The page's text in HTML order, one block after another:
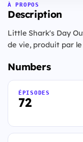
À PROPOS
Description
Little Shark's Day
de vie, produit par
Numbers
72
ÉPISODES